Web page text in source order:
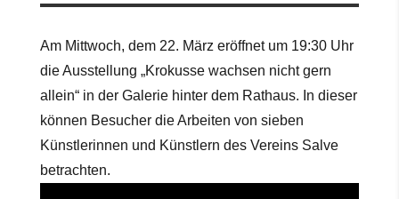
Am Mittwoch, dem 22. März eröffnet um 19:30 Uhr
die Ausstellung „Krokusse wachsen nicht gern
allein“ in der Galerie hinter dem Rathaus. In dieser
können Besucher die Arbeiten von sieben
Künstlerinnen und Künstlern des Vereins Salve
betrachten.